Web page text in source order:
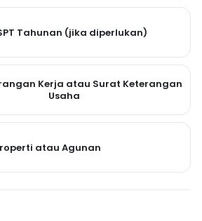
Tahunan (jika diperlukan)
Kerja atau Surat Keterangan
Usaha
atau Agunan